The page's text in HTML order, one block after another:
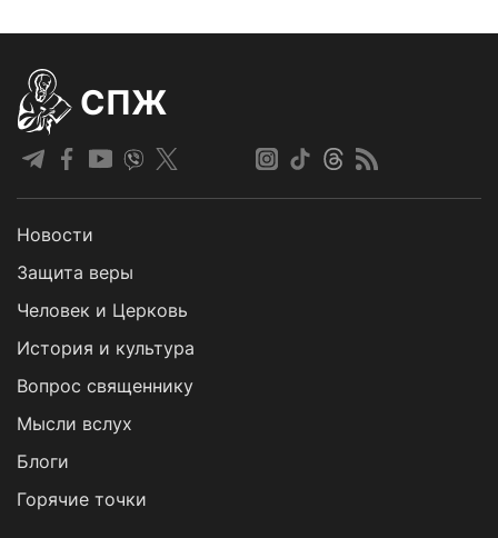
СПЖ
Новости
Защита веры
Человек и Церковь
История и культура
Вопрос священнику
Мысли вслух
Блоги
Горячие точки